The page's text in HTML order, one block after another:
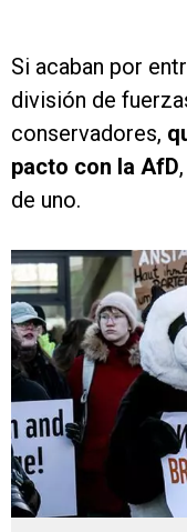
Si acaban por
división de
conservadores,
pacto con la AfD
de uno.